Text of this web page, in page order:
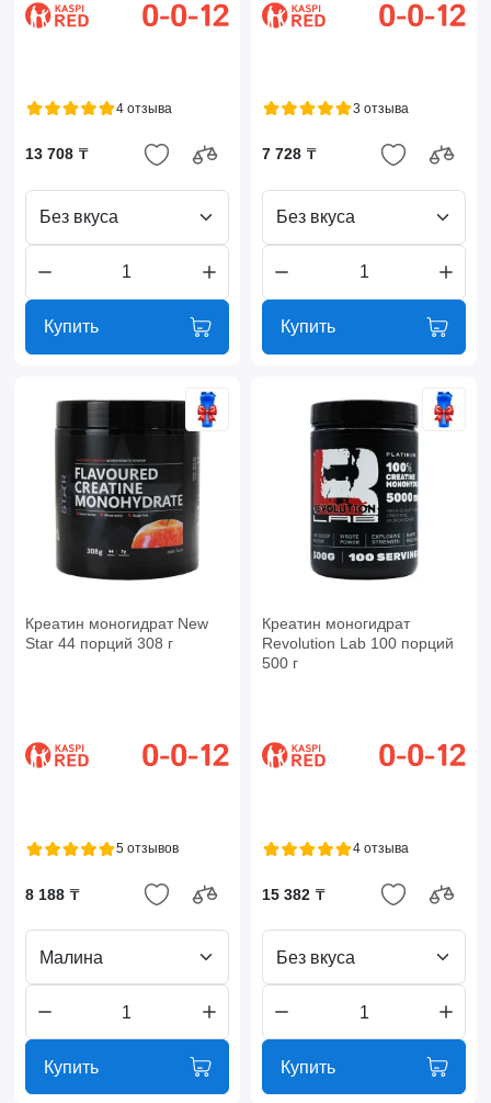
4 отзыва
13 708 ₸
Без вкуса
Купить
3 отзыва
7 728 ₸
Без вкуса
Купить
Креатин моногидрат New
Star 44 порций 308 г
5 отзывов
8 188 ₸
Малина
Купить
Креатин моногидрат
Revolution Lab 100 порций
500 г
4 отзыва
15 382 ₸
Без вкуса
Купить